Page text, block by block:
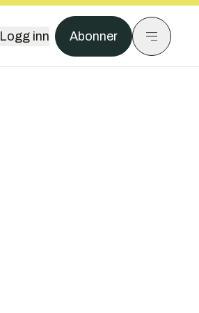
Logg inn Abonner